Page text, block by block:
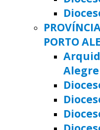
PORTO
Alegre